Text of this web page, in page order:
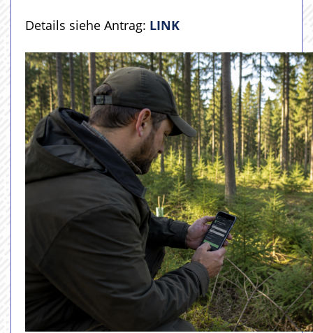
Details siehe Antrag: LINK